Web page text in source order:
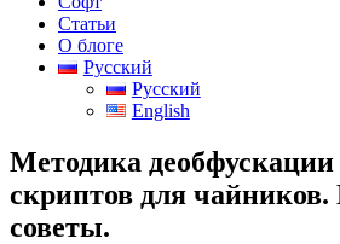
Статьи
О блоге
Русский
Русский
English
Методика
скриптов для
советы.